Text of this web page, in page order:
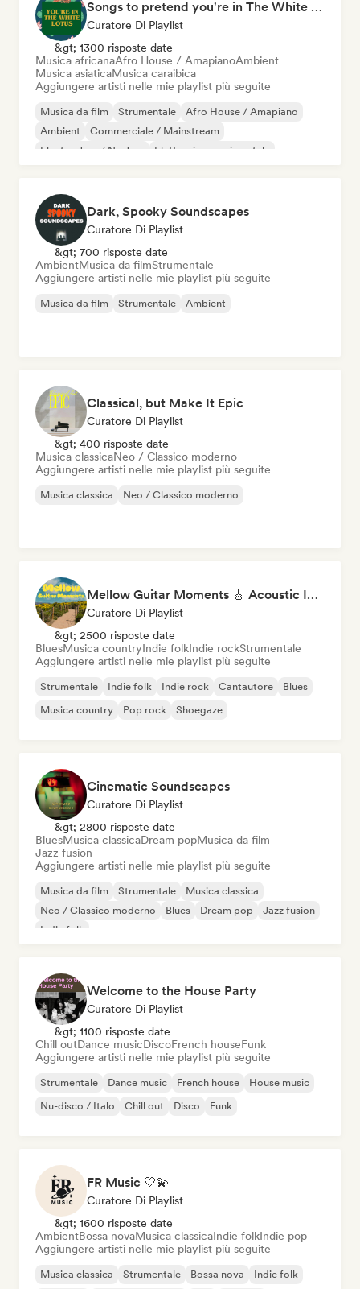
Songs to pretend you're in The White Lotus
Curatore Di Playlist
&gt; 1300 risposte date
Musica africanaAfro House / AmapianoAmbient
Musica asiaticaMusica caraibica
Aggiungere artisti nelle mie playlist più seguite
Musica da film Strumentale
Afro House / Amapiano
Ambient
Commerciale / Mainstream
Electro Jazz / Nu Jazz
Elettronica sperimentale
Dark, Spooky Soundscapes
Curatore Di Playlist
&gt; 700 risposte date
AmbientMusica da filmStrumentale
Aggiungere artisti nelle mie playlist più seguite
Musica da film Strumentale Ambient
Classical, but Make It Epic
Curatore Di Playlist
&gt; 400 risposte date
Musica classicaNeo / Classico moderno
Aggiungere artisti nelle mie playlist più seguite
Musica classica Neo / Classico moderno
Mellow Guitar Moments 🎸 Acoustic Indie Folk & Singer-Songwriter
Curatore Di Playlist
&gt; 2500 risposte date
BluesMusica countryIndie folkIndie rockStrumentale
Aggiungere artisti nelle mie playlist più seguite
Strumentale Indie folk Indie rock Cantautore
Blues
Musica country
Pop rock Shoegaze
Cinematic Soundscapes
Curatore Di Playlist
&gt; 2800 risposte date
BluesMusica classicaDream popMusica da film
Jazz fusion
Aggiungere artisti nelle mie playlist più seguite
Musica da film Strumentale
Musica classica
Neo / Classico moderno
Blues Dream pop
Jazz fusion
Indie folk
Welcome to the House Party
Curatore Di Playlist
&gt; 1100 risposte date
Chill outDance musicDiscoFrench houseFunk
Aggiungere artisti nelle mie playlist più seguite
Strumentale Dance music French house
House music
Nu-disco / Italo
Chill out Disco Funk
FR Music 🤍💫
Curatore Di Playlist
&gt; 1600 risposte date
AmbientBossa novaMusica classicaIndie folkIndie pop
Aggiungere artisti nelle mie playlist più seguite
Musica classica Strumentale Bossa nova Indie folk